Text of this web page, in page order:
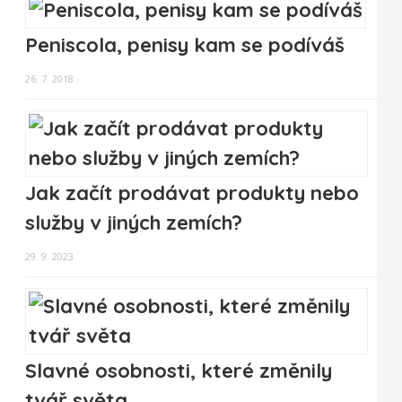
Peniscola, penisy kam se podíváš
26. 7. 2018
Jak začít prodávat produkty nebo
služby v jiných zemích?
29. 9. 2023
Slavné osobnosti, které změnily